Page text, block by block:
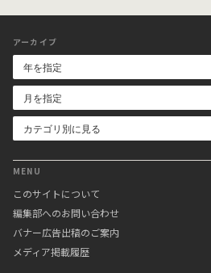
アーカイブ
MENU
このサイトについて
編集部へのお問い合わせ
バナー広告出稿のご案内
メディア掲載履歴